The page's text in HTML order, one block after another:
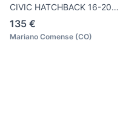
CIVIC HATCHBACK 16-20
LOOK TY
135 €
Mariano Comense (CO)